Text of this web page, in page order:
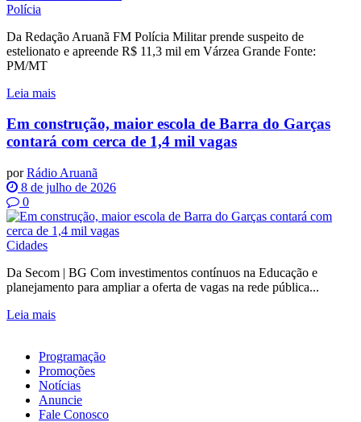
Polícia
Da Redação Aruanã FM Polícia Militar prende suspeito de
estelionato e apreende R$ 11,3 mil em Várzea Grande Fonte:
PM/MT
Leia mais
Em construção, maior escola de Barra do Garças
contará com cerca de 1,4 mil vagas
por Rádio Aruanã
8 de julho de 2026
0
Cidades
Da Secom | BG Com investimentos contínuos na Educação e
planejamento para ampliar a oferta de vagas na rede pública...
Leia mais
Programação
Promoções
Notícias
Anuncie
Fale Conosco